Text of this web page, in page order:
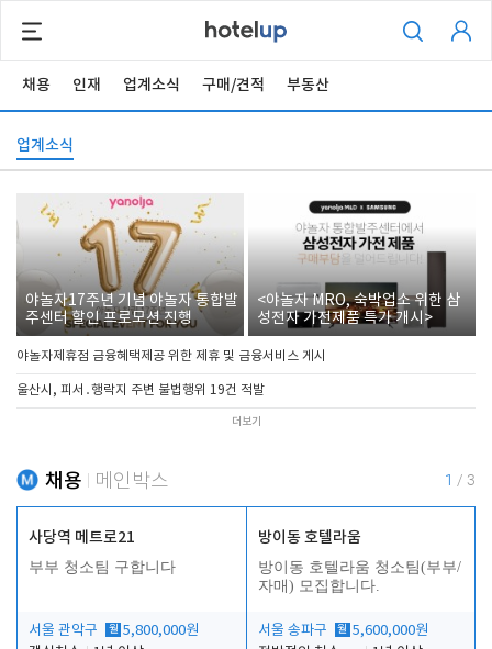
채용 인재 업계소식 구매/견적 부동산
업계소식
야놀자17주년 기념 야놀자 통합발
주센터 할인 프로모션 진행
<야놀자 MRO, 숙박업소 위한 삼
성전자 가전제품 특가 개시>
야놀자제휴점 금융혜택제공 위한 제휴 및 금융서비스 게시
울산시, 피서․행락지 주변 불법행위 19건 적발
더보기
채용 메인박스 1 / 3
사당역 메트로21
부부 청소팀 구합니다
서울 관악구 월 5,800,000원
방이동 호텔라움
방이동 호텔라움 청소팀(부부/
자매) 모집합니다.
서울 송파구 월 5,600,000원